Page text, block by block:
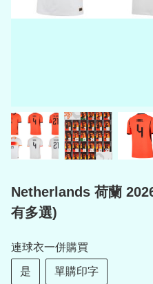
Netherlands 荷蘭
有多選)
連球衣一併購買
是 單購印字